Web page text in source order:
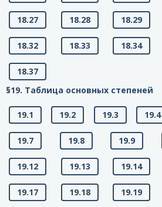
18.27 18.28 18.29
18.32 18.33 18.34
18.37
§19. Таблица основных степеней
19.1 19.2 19.3 19.4
19.7 19.8 19.9
19.12 19.13 19.14
19.17 19.18 19.19